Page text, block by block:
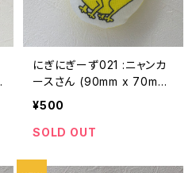
にぎにぎーず021 :ニャンカ
ースさん (90mm x 70mm
厚さ20mmくらい)
¥500
SOLD OUT